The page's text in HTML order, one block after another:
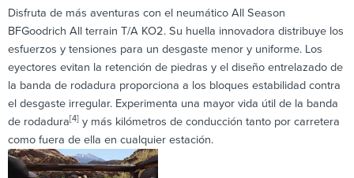
Disfruta de más aventuras con el neumático All Season
BFGoodrich All terrain T/A KO2. Su huella innovadora distribuye los
esfuerzos y tensiones para un desgaste menor y uniforme. Los
eyectores evitan la retención de piedras y el diseño entrelazado de
la banda de rodadura proporciona a los bloques estabilidad contra
el desgaste irregular. Experimenta una mayor vida útil de la banda
de rodadura[4] y más kilómetros de conducción tanto por carretera
como fuera de ella en cualquier estación.